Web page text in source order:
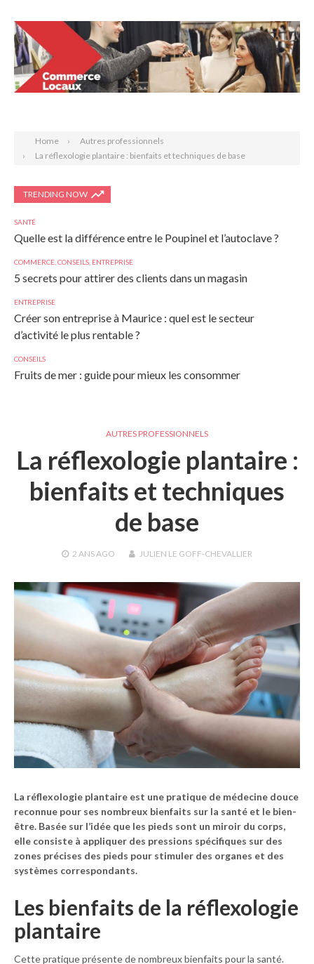
Home
Autres professionnels
La réflexologie plantaire : bienfaits et techniques de base
TRENDING NOW
SANTÉ
Quelle est la différence entre le Poupinel et l’autoclave ?
COMMERCE CONSEILS ENTREPRISE
5 secrets pour attirer des clients dans un magasin
ENTREPRISE
Créer son entreprise à Maurice : quel est le secteur
d’activité le plus rentable ?
CONSEILS
Fruits de mer : guide pour mieux les consommer
AUTRES PROFESSIONNELS
La réflexologie plantaire :
bienfaits et techniques
de base
2 ANSAGO JULIEN LE GOFF-CHEVALLIER
La réflexologie plantaire est une pratique de médecine douce
reconnue pour ses nombreux bienfaits sur la santé et le bien-
être. Basée sur l’idée que les pieds sont un miroir du corps,
elle consiste à appliquer des pressions spécifiques sur des
zones précises des pieds pour stimuler des organes et des
systèmes correspondants.
Les bienfaits de la réflexologie
plantaire
Cette pratique présente de nombreux bienfaits pour la santé.